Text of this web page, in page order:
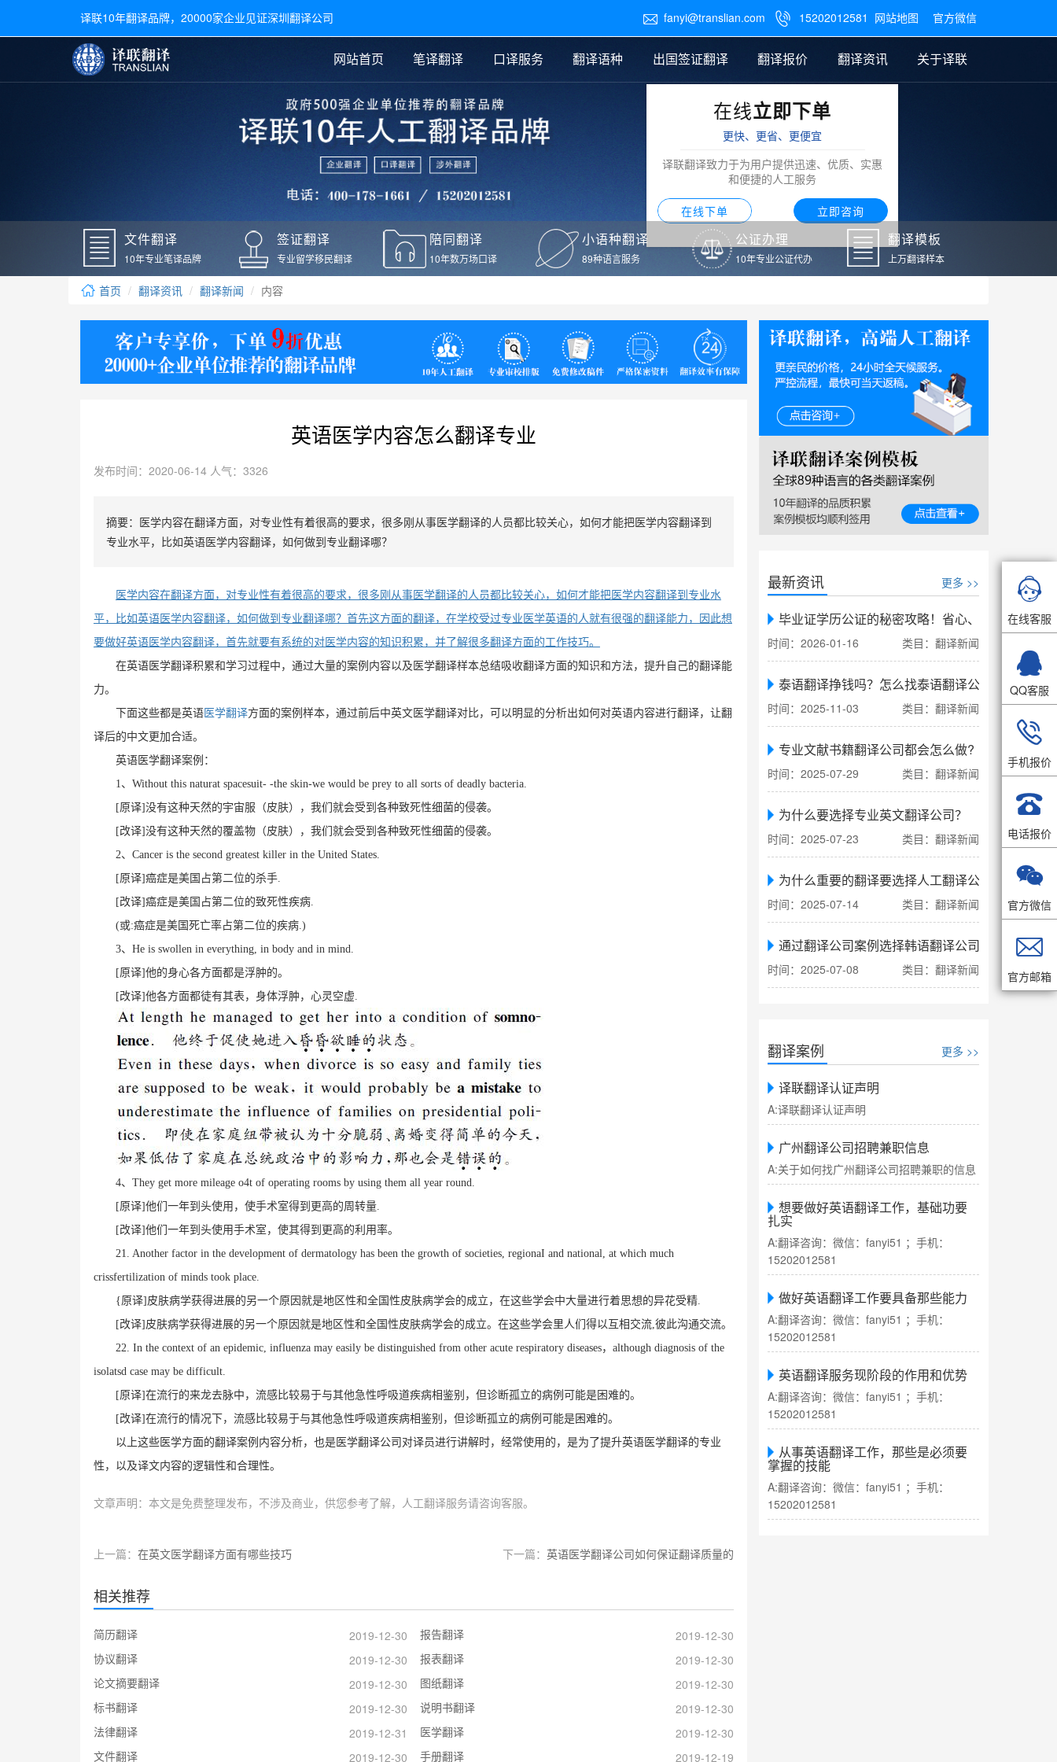
译联10年翻译品牌，20000家企业见证深圳翻译公司  fanyi@translian.com  15202012581 网站地图 官方微信
网站首页 笔译翻译
文件翻译 医学翻译 法律翻译 说明书翻译 图纸翻译
口译服务
广交会翻译 交替传译 同声传译
翻译语种
常用语种翻译
日语翻译
德语翻译
老挝语翻译 泰语翻译
葡萄牙语翻译
出国签证翻译
毕业证翻译
户口本翻译
学位证翻译
身份证翻译
签证材料翻译
银行流水翻译
驾照翻译
疫苗本翻译
新冠疫苗接种证明翻译
核酸检测报告英文版翻
译
翻译报价
笔译翻译报价
证件翻译报价
翻译资讯
公证样本
签证翻译
口译新闻
翻译新闻
关于译联
在线立即下单
更快、更省、更便宜
译联翻译致力于为用户提供迅速、优质、实惠
和便捷的人工服务
在线下单 立即咨询
文件翻译
10年专业笔译品牌
签证翻译
专业留学移民翻译
陪同翻译
10年数万场口译
小语种翻译
89种语言服务
公证办理
10年专业公证代办
翻译模板
上万翻译样本
首页 翻译资讯 翻译新闻 内容
英语医学内容怎么翻译专业
发布时间：2020-06-14 人气：3326
摘要：医学内容在翻译方面，对专业性有着很高的要求，很多刚从事医学翻译的人员都比较关心，如何才能把医学内容翻译到
专业水平，比如英语医学内容翻译，如何做到专业翻译哪？
医学内容在翻译方面，对专业性有着很高的要求，很多刚从事医学翻译的人员都比较关心，如何才能把医学内容翻译到专业水
平，比如英语医学内容翻译，如何做到专业翻译哪？首先这方面的翻译，在学校受过专业医学英语的人就有很强的翻译能力，因此想
要做好英语医学内容翻译，首先就要有系统的对医学内容的知识积累，并了解很多翻译方面的工作技巧。
在英语医学翻译积累和学习过程中，通过大量的案例内容以及医学翻译样本总结吸收翻译方面的知识和方法，提升自己的翻译能
力。
下面这些都是英语医学翻译方面的案例样本，通过前后中英文医学翻译对比，可以明显的分析出如何对英语内容进行翻译，让翻
译后的中文更加合适。
英语医学翻译案例：
1、Without this naturat spacesuit- -the skin-we would be prey to all sorts of deadly bacteria.
[原译]没有这种天然的宇宙服（皮肤），我们就会受到各种致死性细菌的侵袭。
[改译]没有这种天然的覆盖物（皮肤），我们就会受到各种致死性细菌的侵袭。
2、Cancer is the second greatest killer in the United States.
[原译]癌症是美国占第二位的杀手.
[改译]癌症是美国占第二位的致死性疾病.
(或:癌症是美国死亡率占第二位的疾病.)
3、He is swollen in everything, in body and in mind.
[原译]他的身心各方面都是浮肿的。
[改译]他各方面都徒有其表，身体浮肿，心灵空虚.
4、They get more mileage o4t of operating rooms by using them all year round.
[原译]他们一年到头使用，使手术室得到更高的周转量.
[改译]他们一年到头使用手术室，使其得到更高的利用率。
21. Another factor in the development of dermatology has been the growth of societies, regionaI and national, at which much
crissfertilization of minds took place.
{原译]皮肤病学获得进展的另一个原因就是地区性和全国性皮肤病学会的成立，在这些学会中大量进行着思想的异花受精.
[改译]皮肤病学获得进展的另一个原因就是地区性和全国性皮肤病学会的成立。在这些学会里人们得以互相交流,彼此沟通交流。
22. In the context of an epidemic, influenza may easily be distinguished from other acute respiratory diseases，although diagnosis of the
isolatsd case may be difficult.
[原译]在流行的来龙去脉中，流感比较易于与其他急性呼吸道疾病相鉴别，但诊断孤立的病例可能是困难的。
[改译]在流行的情况下，流感比较易于与其他急性呼吸道疾病相鉴别，但诊断孤立的病例可能是困难的。
以上这些医学方面的翻译案例内容分析，也是医学翻译公司对译员进行讲解时，经常使用的，是为了提升英语医学翻译的专业
性，以及译文内容的逻辑性和合理性。
文章声明：本文是免费整理发布，不涉及商业，供您参考了解，人工翻译服务请咨询客服。
上一篇： 在英文医学翻译方面有哪些技巧 下一篇： 英语医学翻译公司如何保证翻译质量的
相关推荐
简历翻译 2019-12-30 报告翻译
2019-12-30
协议翻译
2019-12-30 报表翻译
2019-12-30
论文摘要翻译
2019-12-30 图纸翻译
2019-12-30
标书翻译
2019-12-30 说明书翻译
2019-12-30
法律翻译
2019-12-31 医学翻译
2019-12-30
文件翻译
2019-12-30 手册翻译 2019-12-19
最新资讯 更多 >>
毕业证学历公证的秘密攻略！省心、省力、省时
时间：2026-01-16 类目：翻译新闻
泰语翻译挣钱吗？怎么找泰语翻译公司翻译
时间：2025-11-03 类目：翻译新闻
专业文献书籍翻译公司都会怎么做?
时间：2025-07-29 类目：翻译新闻
为什么要选择专业英文翻译公司？
时间：2025-07-23 类目：翻译新闻
为什么重要的翻译要选择人工翻译公司
时间：2025-07-14 类目：翻译新闻
通过翻译公司案例选择韩语翻译公司
时间：2025-07-08 类目：翻译新闻
翻译案例 更多 >>
译联翻译认证声明
A:译联翻译认证声明
广州翻译公司招聘兼职信息
A:关于如何找广州翻译公司招聘兼职的信息
想要做好英语翻译工作，基础功要
扎实
A:翻译咨询：微信：fanyi51 ；手机：
15202012581
做好英语翻译工作要具备那些能力
A:翻译咨询：微信：fanyi51 ；手机：
15202012581
英语翻译服务现阶段的作用和优势
A:翻译咨询：微信：fanyi51 ；手机：
15202012581
从事英语翻译工作，那些是必须要
掌握的技能
A:翻译咨询：微信：fanyi51 ；手机：
15202012581

在线客服

QQ客服

手机报价

电话报价

官方微信

官方邮箱